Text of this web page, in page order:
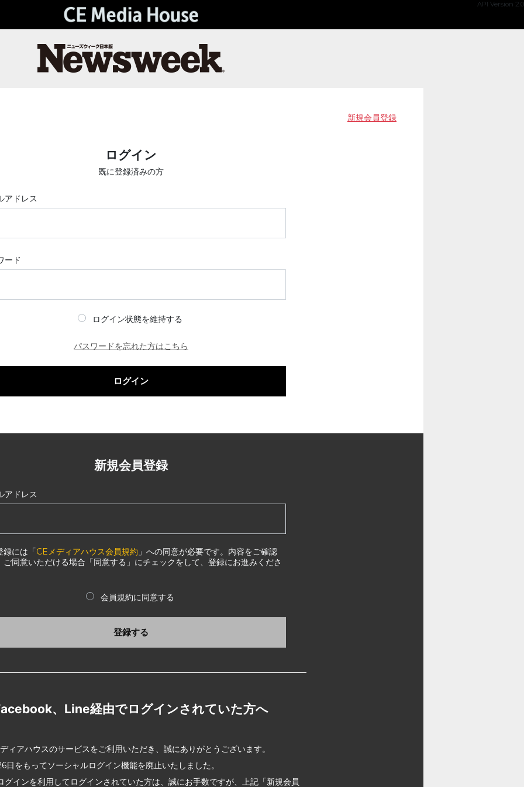
API Version 2.0
新規会員登録
ログイン
既に登録済みの方
アドレス
ード
ログイン状態を維持する
パスワードを忘れた方はこちら
ログイン
新規会員登録
アドレス
録には「CEメディアハウス会員規約 」への同意が必要です。内容をご確認
ご同意いただける場合「同意する」にチェックをして、登録にお進みくださ
会員規約に同意する
登録する
、Line経由でログインされていた方へ
ィアハウスのサービスをご利用いただき、誠にありがとうございます。
日をもってソーシャルログイン機能を廃止いたしました。
グインを利用してログインされていた方は、誠にお手数ですが、上記「新規会員